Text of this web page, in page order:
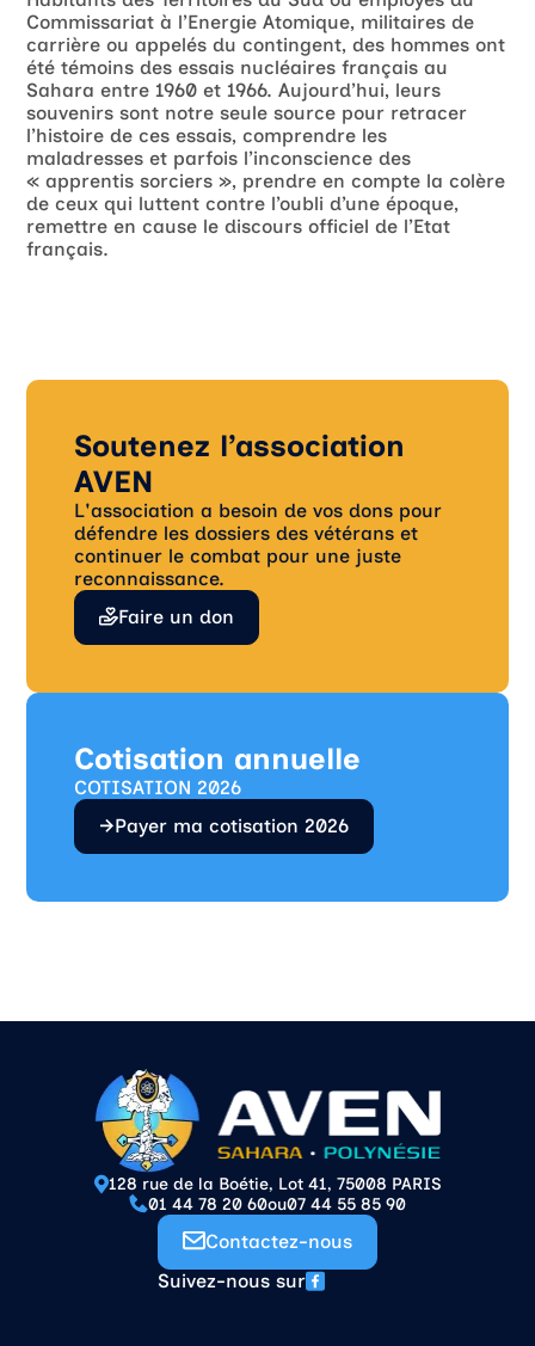
Commissariat à l’Energie Atomique, militaires de
carrière ou appelés du contingent, des hommes ont
été témoins des essais nucléaires français au
Sahara entre 1960 et 1966. Aujourd’hui, leurs
souvenirs sont notre seule source pour retracer
l’histoire de ces essais, comprendre les
maladresses et parfois l’inconscience des
« apprentis sorciers », prendre en compte la colère
de ceux qui luttent contre l’oubli d’une époque,
remettre en cause le discours officiel de l’Etat
français.
Soutenez l’association
AVEN
L'association a besoin de vos dons pour
défendre les dossiers des vétérans et
continuer le combat pour une juste
reconnaissance.
Faire un don
Cotisation annuelle
COTISATION 2026
Payer ma cotisation 2026
128 rue de la Boétie, Lot 41, 75008 PARIS
01 44 78 20 60ou07 44 55 85 90
Contactez-nous
Suivez-nous sur